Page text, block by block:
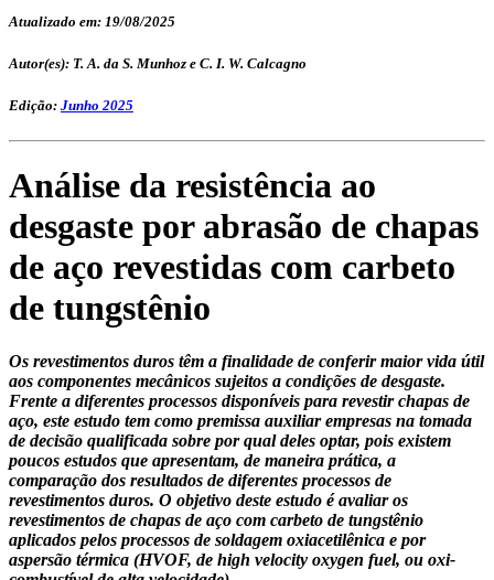
Atualizado em: 19/08/2025
Autor(es): T. A. da S. Munhoz e C. I. W. Calcagno
Edição: Junho 2025
Análise da resistência ao
desgaste por abrasão de chapas
de aço revestidas com carbeto
de tungstênio
Os revestimentos duros têm a finalidade de conferir maior vida útil
aos componentes mecânicos sujeitos a condições de desgaste.
Frente a diferentes processos disponíveis para revestir chapas de
aço, este estudo tem como premissa auxiliar empresas na tomada
de decisão qualificada sobre por qual deles optar, pois existem
poucos estudos que apresentam, de maneira prática, a
comparação dos resultados de diferentes processos de
revestimentos duros. O objetivo deste estudo é avaliar os
revestimentos de chapas de aço com carbeto de tungstênio
aplicados pelos processos de soldagem oxiacetilênica e por
aspersão térmica (HVOF, de high velocity oxygen fuel, ou oxi-